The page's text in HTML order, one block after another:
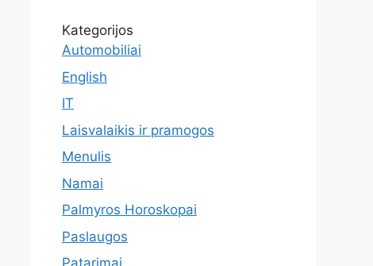
Kategorijos
Automobiliai
English
IT
Laisvalaikis ir pramogos
Menulis
Namai
Palmyros Horoskopai
Paslaugos